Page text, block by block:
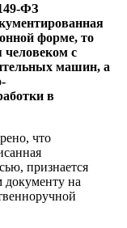
ФЗ
форме, то
человеком с
машин, а
в
что
признается
на